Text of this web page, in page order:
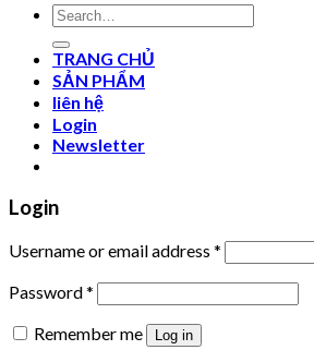
Search
for:
TRANG CHỦ
SẢN PHẨM
liên hệ
Login
Newsletter
Login
Username or email address *
Password*
Remember me
Log in